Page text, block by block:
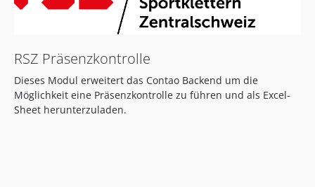
RSZ Präsenzkontrolle
Dieses Modul erweitert das Contao Backend um die
Möglichkeit eine Präsenzkontrolle zu führen und als Excel-
Sheet herunterzuladen.